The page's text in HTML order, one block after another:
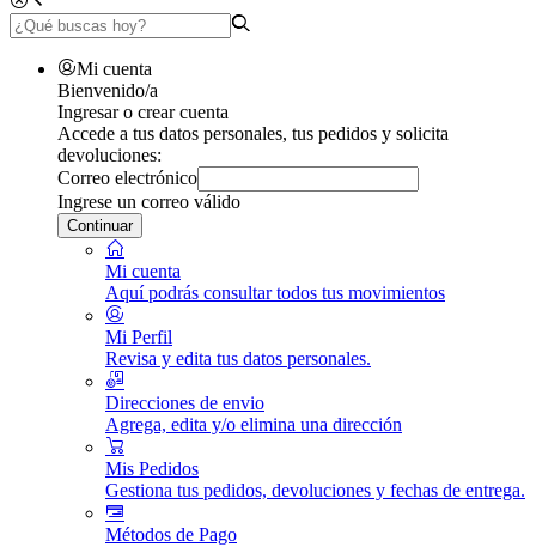
Mi cuenta
Bienvenido/a
Ingresar o crear cuenta
Accede a tus datos personales, tus pedidos y solicita
devoluciones:
Correo electrónico
Ingrese un correo válido
Continuar
Mi cuenta
Aquí podrás consultar todos tus movimientos
Mi Perfil
Revisa y edita tus datos personales.
Direcciones de envio
Agrega, edita y/o elimina una dirección
Mis Pedidos
Gestiona tus pedidos, devoluciones y fechas de entrega.
Métodos de Pago